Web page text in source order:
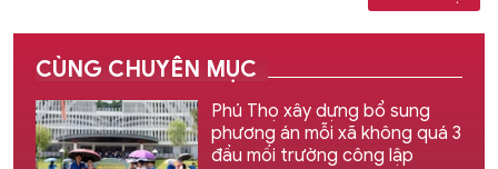
CÙNG CHUYÊN MỤC
Phú Thọ xây dựng bổ sung
phương án mỗi xã không quá 3
đầu mối trường công lập